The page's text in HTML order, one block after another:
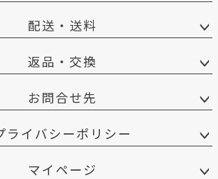
配送・送料
返品・交換
お問合せ先
ライバシーポリシー
マイページ